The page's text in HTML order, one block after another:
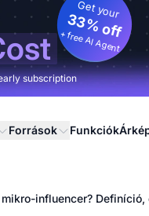
Get your
33% off
+ free AI Agent
subscription
Források Funkciók
influencer?